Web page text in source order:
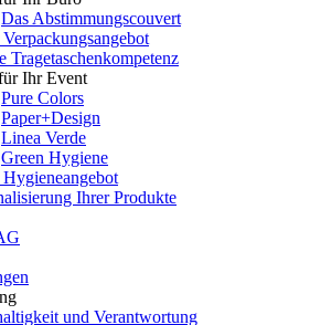
Das Abstimmungscouvert
Tragetaschenkompetenz
Ihr Event
Pure Colors
Paper+Design
Linea Verde
Green Hygiene
Ihrer Produkte
und Verantwortung